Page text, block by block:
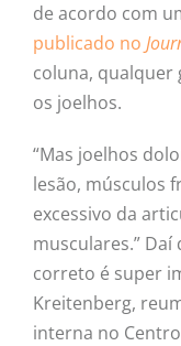
de acordo com
publicado no
coluna, qualquer
os joelhos.
“Mas joelhos
lesão, músculos
excessivo da
musculares.” Daí
correto é super
Kreitenberg,
interna no